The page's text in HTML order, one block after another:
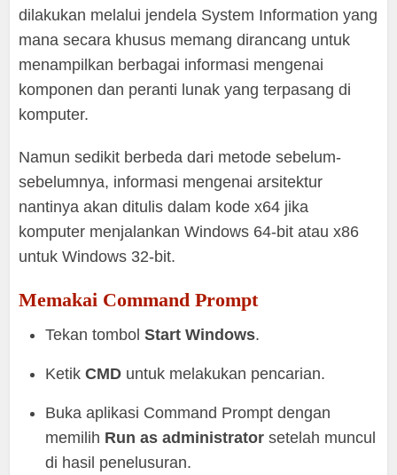
dilakukan melalui jendela System Information yang
mana secara khusus memang dirancang untuk
menampilkan berbagai informasi mengenai
komponen dan peranti lunak yang terpasang di
komputer.
Namun sedikit berbeda dari metode sebelum-
sebelumnya, informasi mengenai arsitektur
nantinya akan ditulis dalam kode x64 jika
komputer menjalankan Windows 64-bit atau x86
untuk Windows 32-bit.
Memakai Command Prompt
Tekan tombolStart Windows.
KetikCMD untuk melakukan pencarian.
Buka aplikasi Command Prompt dengan
memilih Run as administrator setelah muncul
di hasil penelusuran.